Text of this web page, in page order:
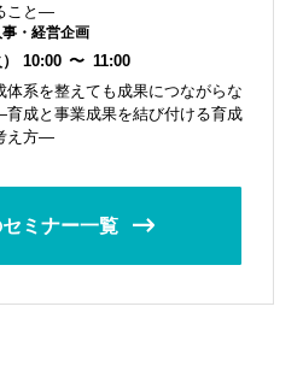
こと―
事・経営企画
10:00 〜 11:00
体系を整えても成果につながらな
成と事業成果を結び付ける育成
え方―
ミナー一覧